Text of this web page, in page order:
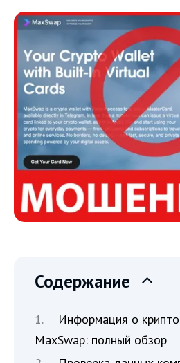
Содержание
Информация о
MaxSwap: полный обзор